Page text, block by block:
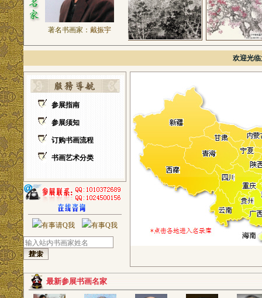
著名书画家： 戴振宇
欢迎光
参展指南
参展须知
订购书画流程
书画艺术分类
最新参展书画名家